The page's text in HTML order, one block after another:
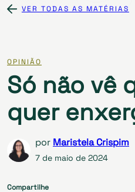
VER TODAS AS MATÉRIAS
OPINIÃO
Só não vê
quer
por Maristela Crispim
7 de maio de 2024
Compartilhe